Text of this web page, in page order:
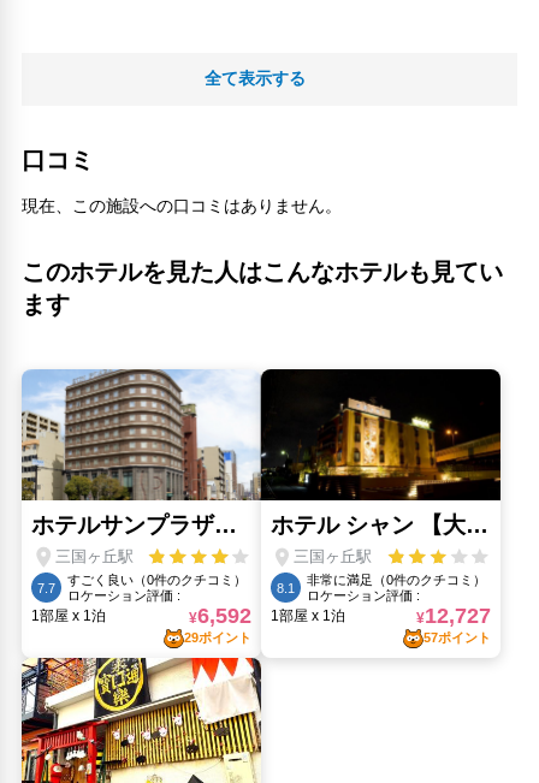
全て表示する
口コミ
現在、この施設への口コミはありません。
このホテルを見た人はこんなホテルも見てい
ます